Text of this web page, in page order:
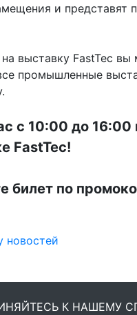
и представят
выставку FastTec
промышленные
с 10:00 до 16:00
FastTec!
билет по
новостей
К НАШЕМУ